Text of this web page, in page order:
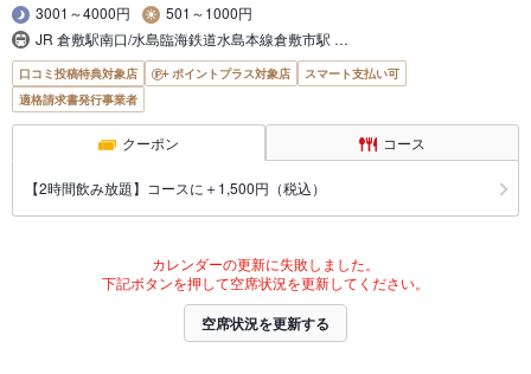
3001～4000円
501～1000円
JR 倉敷駅南口/水島臨海鉄道水島本線倉敷市駅 …
口コミ投稿特典対象店 ポイントプラス対象店
スマート支払い可
適格請求書発行事業者
クーポン コース
【2時間飲み放題】コースに＋1,500円（税込）
カレンダーの更新に失敗しました。
下記ボタンを押して空席状況を更新してください。
空席状況を更新する